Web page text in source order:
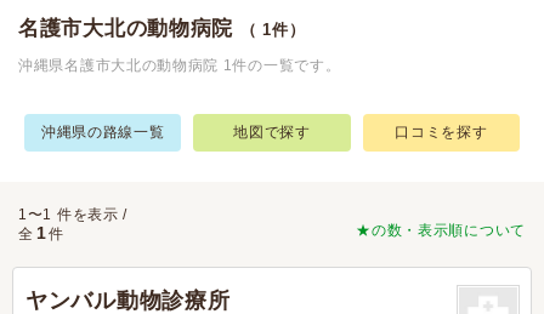
名護市大北の動物病院 （ 1件）
沖縄県名護市大北の動物病院 1件の一覧です。
沖縄県の路線一覧 地図で探す 口コミを探す
★の数・表示順について
1〜1 件を表示 /
全 1件
ヤンバル動物診療所